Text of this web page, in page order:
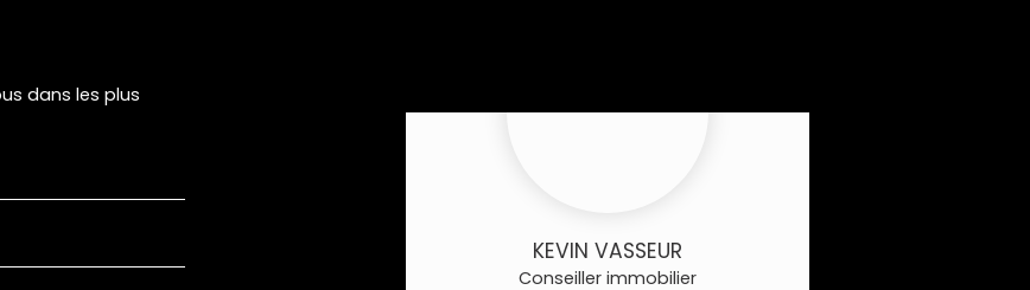
dans les plus
KEVIN VASSEUR
Conseiller immobilier